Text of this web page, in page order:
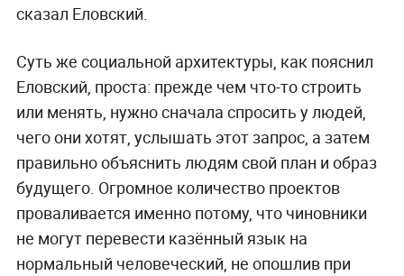
сказал Еловский.
Суть же социальной архитектуры, как пояснил
Еловский, проста: прежде чем что-то строить
или менять, нужно сначала спросить у людей,
чего они хотят, услышать этот запрос, а затем
правильно объяснить людям свой план и образ
будущего. Огромное количество проектов
проваливается именно потому, что чиновники
не могут перевести казённый язык на
нормальный человеческий, не опошлив при